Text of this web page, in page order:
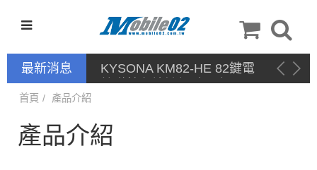
最新消息 停產通告
首頁 產品介紹
產品介紹